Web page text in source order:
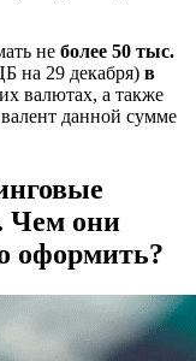
не более 50 тыс.
на 29 декабря) в
валютах, а также
данной сумме
Чем они
оформить?